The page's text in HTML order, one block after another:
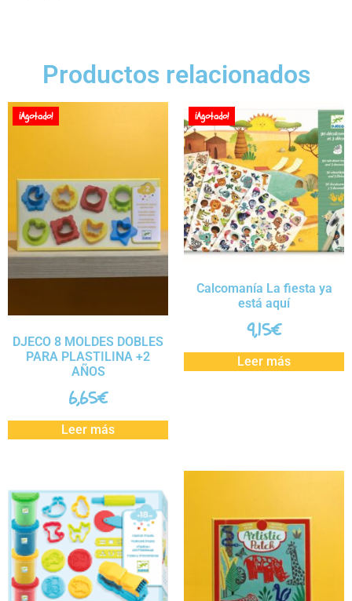
Productos relacionados
¡Agotado!
DJECO 8 MOLDES DOBLES
PARA PLASTILINA +2
AÑOS
6,65€
Leer más
¡Agotado!
Calcomanía La fiesta ya
está aquí
9,15€
Leer más